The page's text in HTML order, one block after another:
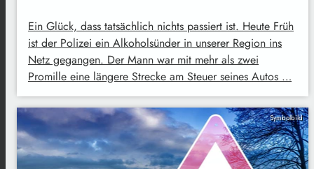
Ein Glück, dass tatsächlich nichts passiert ist. Heute Früh
ist der Polizei ein Alkoholsünder in unserer Region ins
Netz gegangen. Der Mann war mit mehr als zwei
Promille eine längere Strecke am Steuer seines Autos …
Symbolbild